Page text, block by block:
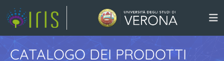
CATALOGO DEI PRODOTTI